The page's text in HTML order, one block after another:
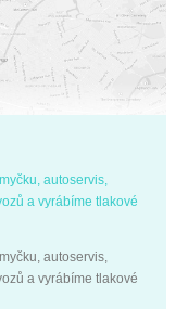
autoservis,
a vyrábíme tlakové
autoservis,
a vyrábíme tlakové